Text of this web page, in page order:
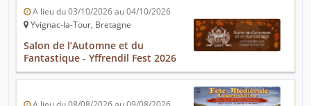
A lieu du 03/10/2026 au 04/10/2026
Yvignac-la-Tour, Bretagne
Salon de l’Automne et du
Fantastique - Yffrendil Fest 2026